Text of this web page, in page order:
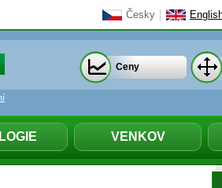
Česky
VENKOV
Ceny